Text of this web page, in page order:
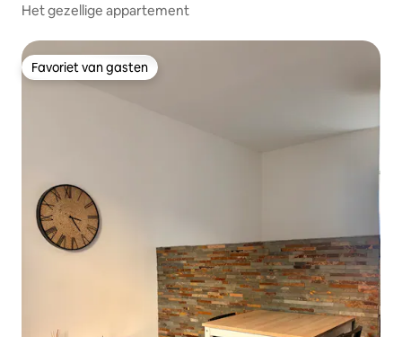
Het gezellige appartement
Favoriet van gasten
Favoriet van gasten